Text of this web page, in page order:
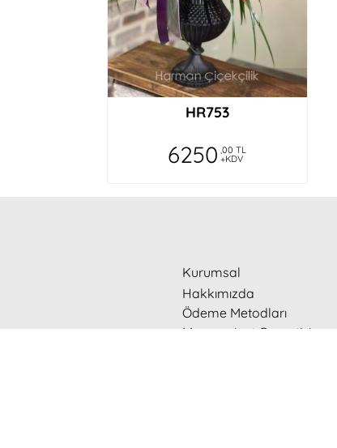
HR753
6250 ,00 TL
+KDV
Kurumsal
Hakkımızda
Ödeme Metodları
Memnuniyet Garantisi